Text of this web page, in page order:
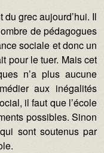
du grec aujourd’hui. Il
de pédagogues
sociale et donc un
pour le tuer. Mais cet
n’a plus aucune
aux inégalités
il faut que l’école
possibles. Sinon
sont soutenus par